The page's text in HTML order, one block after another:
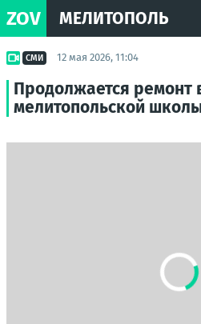
ZOV МЕЛИТОПОЛЬ
СМИ 12 мая 2026, 11:04
Продолжается ремонт
мелитопольской